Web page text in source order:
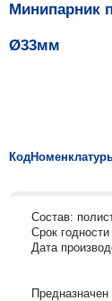
Минипарник
Ø33мм
Состав:
Срок
Дата